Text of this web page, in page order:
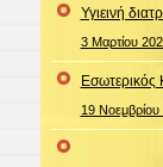
Υγιεινή
3 Μαρτίου
Εσωτερικός
19 Νοεμβρίου